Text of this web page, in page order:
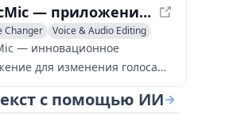
MagicMic — приложение для изменения голоса с ИИ
Changer
Voice & Audio Editing
Chat Generator
— инновационное
для изменения голоса
ИИ, позволяющее в
временис помощью ИИ